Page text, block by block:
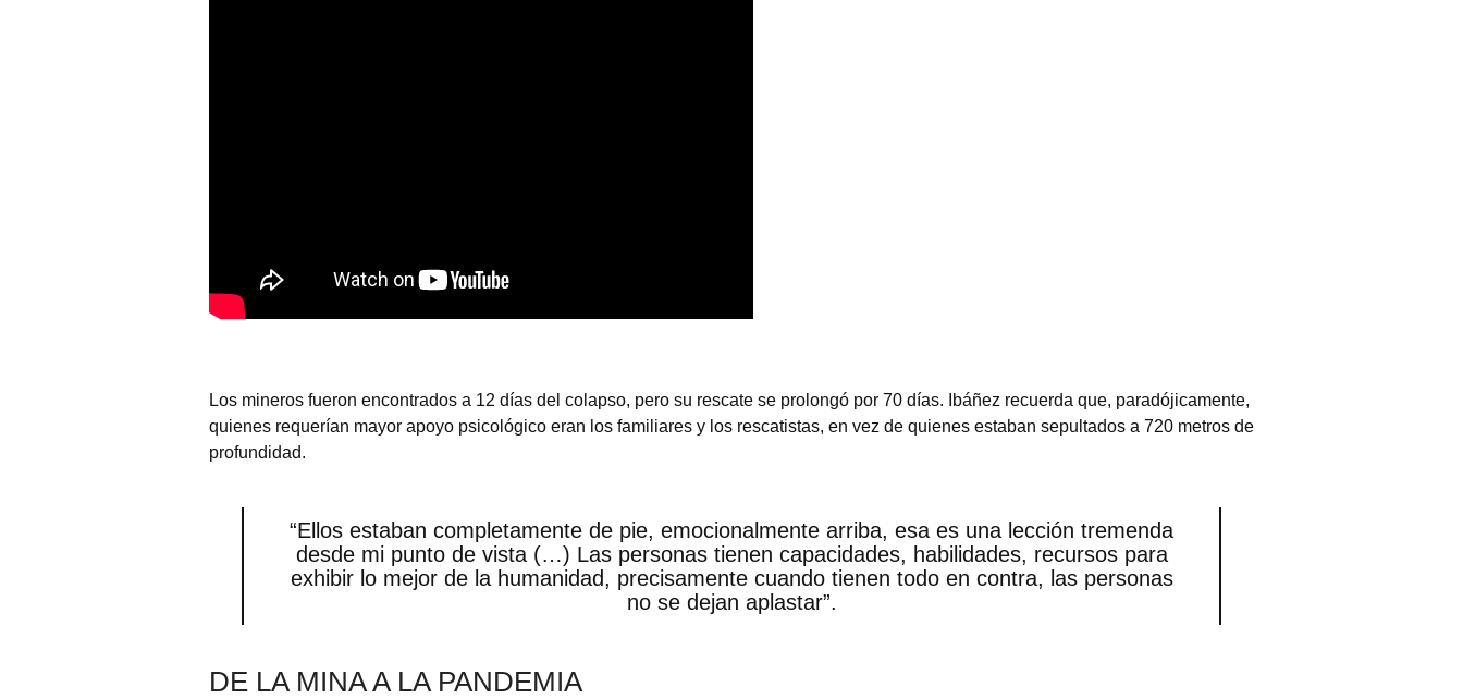
Los mineros fueron encontrados a 12 días del colapso, pero su rescate se prolongó por 70 días. Ibáñez recuerda que, paradójicamente,
quienes requerían mayor apoyo psicológico eran los familiares y los rescatistas, en vez de quienes estaban sepultados a 720 metros de
profundidad.
“Ellos estaban completamente de pie, emocionalmente arriba, esa es una lección tremenda
desde mi punto de vista (…) Las personas tienen capacidades, habilidades, recursos para
exhibir lo mejor de la humanidad, precisamente cuando tienen todo en contra, las personas
no se dejan aplastar”.
DE LA MINA A LA PANDEMIA